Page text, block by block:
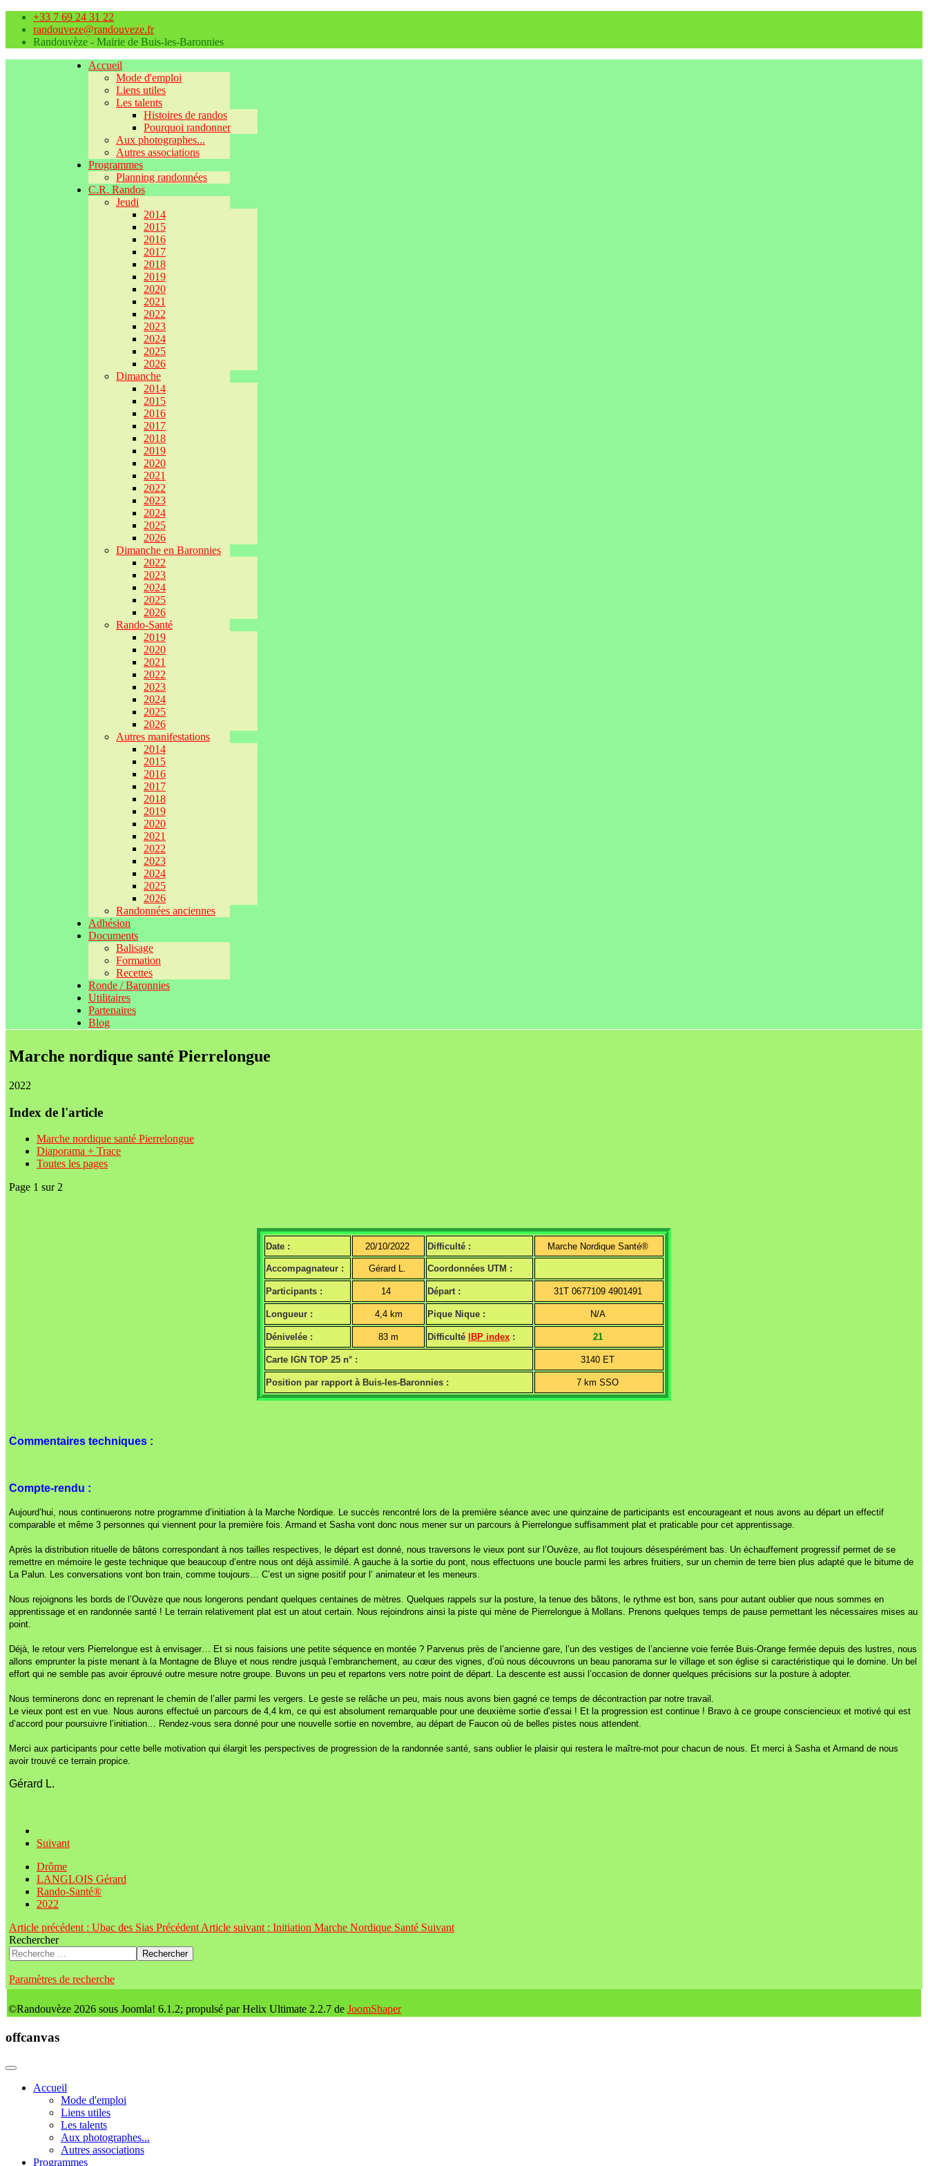
+33 7 69 24 31 22
randouveze@randouveze.fr
Randouvèze - Mairie de Buis-les-Baronnies
Accueil
Mode d'emploi
Liens utiles
Les talents
Histoires de randos
Pourquoi randonner
Aux photographes...
Autres associations
Programmes
Planning randonnées
C.R. Randos
Jeudi
2014
2015
2016
2017
2018
2019
2020
2021
2022
2023
2024
2025
2026
Dimanche
2014
2015
2016
2017
2018
2019
2020
2021
2022
2023
2024
2025
2026
Dimanche en Baronnies
2022
2023
2024
2025
2026
Rando-Santé
2019
2020
2021
2022
2023
2024
2025
2026
Autres manifestations
2014
2015
2016
2017
2018
2019
2020
2021
2022
2023
2024
2025
2026
Randonnées anciennes
Adhésion
Documents
Balisage
Formation
Recettes
Ronde / Baronnies
Utilitaires
Partenaires
Blog
Marche nordique santé Pierrelongue
2022
Index de l'article
Marche nordique santé Pierrelongue
Diaporama + Trace
Toutes les pages
Page 1 sur 2
Date : 20/10/2022 Difficulté : Marche Nordique Santé®
Accompagnateur : Gérard L. Coordonnées UTM :
Participants : 14 Départ : 31T 0677109 4901491
Longueur : 4,4 km Pique Nique : N/A
Dénivelée : 83 m Difficulté IBP index : 21
Carte IGN TOP 25 n° : 3140 ET
Position par rapport à Buis-les-Baronnies : 7 km SSO
Commentaires techniques :
Compte-rendu :
Aujourd’hui, nous continuerons notre programme d’initiation à la Marche Nordique. Le succès rencontré lors de la première séance avec une quinzaine de participants est encourageant et nous avons au départ un effectif
comparable et même 3 personnes qui viennent pour la première fois. Armand et Sasha vont donc nous mener sur un parcours à Pierrelongue suffisamment plat et praticable pour cet apprentissage.
Après la distribution rituelle de bâtons correspondant à nos tailles respectives, le départ est donné, nous traversons le vieux pont sur l’Ouvèze, au flot toujours désespérément bas. Un échauffement progressif permet de se
remettre en mémoire le geste technique que beaucoup d’entre nous ont déjà assimilé. A gauche à la sortie du pont, nous effectuons une boucle parmi les arbres fruitiers, sur un chemin de terre bien plus adapté que le bitume de
La Palun. Les conversations vont bon train, comme toujours… C’est un signe positif pour l’ animateur et les meneurs.
Nous rejoignons les bords de l’Ouvèze que nous longerons pendant quelques centaines de mètres. Quelques rappels sur la posture, la tenue des bâtons, le rythme est bon, sans pour autant oublier que nous sommes en
apprentissage et en randonnée santé ! Le terrain relativement plat est un atout certain. Nous rejoindrons ainsi la piste qui mène de Pierrelongue à Mollans. Prenons quelques temps de pause permettant les nécessaires mises au
point.
Déjà, le retour vers Pierrelongue est à envisager… Et si nous faisions une petite séquence en montée ? Parvenus près de l’ancienne gare, l’un des vestiges de l’ancienne voie ferrée Buis-Orange fermée depuis des lustres, nous
allons emprunter la piste menant à la Montagne de Bluye et nous rendre jusquà l’embranchement, au cœur des vignes, d’où nous découvrons un beau panorama sur le village et son église si caractéristique qui le domine. Un bel
effort qui ne semble pas avoir éprouvé outre mesure notre groupe. Buvons un peu et repartons vers notre point de départ. La descente est aussi l’occasion de donner quelques précisions sur la posture à adopter.
Nous terminerons donc en reprenant le chemin de l’aller parmi les vergers. Le geste se relâche un peu, mais nous avons bien gagné ce temps de décontraction par notre travail.
Le vieux pont est en vue. Nous aurons effectué un parcours de 4,4 km, ce qui est absolument remarquable pour une deuxième sortie d’essai ! Et la progression est continue ! Bravo à ce groupe consciencieux et motivé qui est
d’accord pour poursuivre l’initiation… Rendez-vous sera donné pour une nouvelle sortie en novembre, au départ de Faucon où de belles pistes nous attendent.
Merci aux participants pour cette belle motivation qui élargit les perspectives de progression de la randonnée santé, sans oublier le plaisir qui restera le maître-mot pour chacun de nous. Et merci à Sasha et Armand de nous
avoir trouvé ce terrain propice.
Gérard L.
Suivant
Drôme
LANGLOIS Gérard
Rando-Santé®
2022
Article précédent : Ubac des Sias Précédent Article suivant : Initiation Marche Nordique Santé Suivant
Rechercher
Rechercher
Paramètres de recherche
©Randouvèze 2026 sous Joomla! 6.1.2; propulsé par Helix Ultimate 2.2.7 de JoomShaper
offcanvas
Accueil
Mode d'emploi
Liens utiles
Les talents
Aux photographes...
Autres associations
Programmes